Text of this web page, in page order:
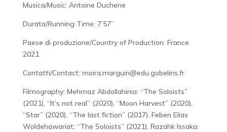
Musica/Music: Antoine Duchene
Durata/Running Time: 7’57’’
Paese di produzione/Country of Production: France
2021
Contatti/Contact: moira.marguin@edu.gobelins.fr
Filmography: Mehrnaz Abdollahinia: “The Soloists”
(2021), “It’s not real” (2020), “Moon Harvest” (2020),
“Star” (2020), “The last fiction” (2017). Feben Elias
Woldehawariat: “The Soloists” (2021). Razahk Issaka: